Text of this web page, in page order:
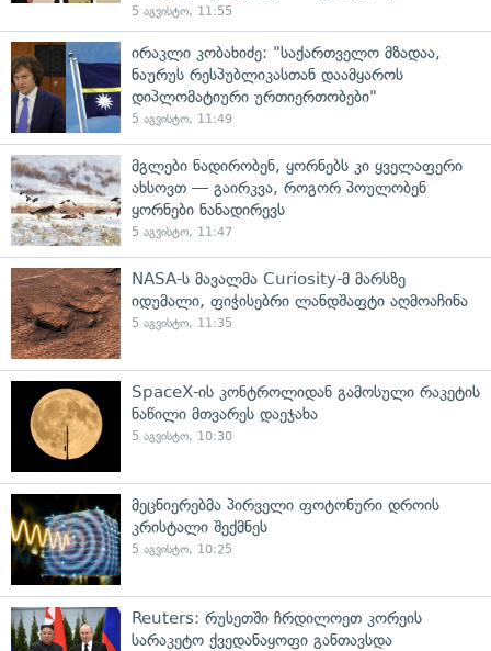
5 აგვისტო, 11:55
ირაკლი კობახიძე: "საქართველო მზადაა,
ნაურუს რესპუბლიკასთან დაამყაროს
დიპლომატიური ურთიერთობები"
5 აგვისტო, 11:49
მგლები ნადირობენ, ყორნებს კი ყველაფერი
ახსოვთ — გაირკვა, როგორ პოულობენ
ყორნები ნანადირევს
5 აგვისტო, 11:47
NASA-ს მავალმა Curiosity-მ მარსზე
იდუმალი, ფიჭისებრი ლანდშაფტი აღმოაჩინა
5 აგვისტო, 11:35
SpaceX-ის კონტროლიდან გამოსული რაკეტის
ნაწილი მთვარეს დაეჯახა
5 აგვისტო, 10:30
მეცნიერებმა პირველი ფოტონური დროის
კრისტალი შექმნეს
5 აგვისტო, 10:25
Reuters: რუსეთში ჩრდილოეთ კორეის
სარაკეტო ქვედანაყოფი განთავსდა